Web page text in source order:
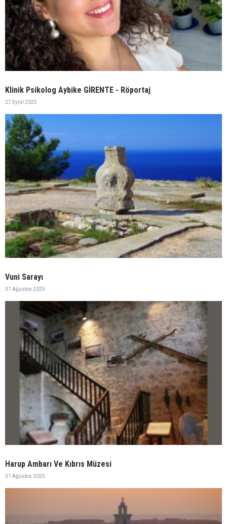
Klinik Psikolog Aybike GİRENTE - Röportaj
27 Eylül 2025
Vuni Sarayı
31 Ağustos 2025
Harup Ambarı Ve Kıbrıs Müzesi
31 Ağustos 2025